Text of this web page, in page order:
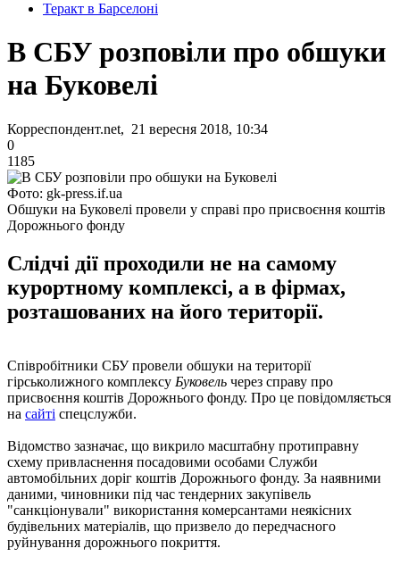
Теракт в Барселоні
В СБУ розповіли про обшуки
на Буковелі
Корреспондент.net, 21 вересня 2018, 10:34
0
1185
Фото: gk-press.if.ua
Обшуки на Буковелі провели у справі про присвоєння коштів
Дорожнього фонду
Слідчі дії проходили не на самому
курортному комплексі, а в фірмах,
розташованих на його території.
Співробітники СБУ провели обшуки на території
гірськолижного комплексу Буковель через справу про
присвоєння коштів Дорожнього фонду. Про це повідомляється
на сайті спецслужби.
Відомство зазначає, що викрило масштабну протиправну
схему привласнення посадовими особами Служби
автомобільних доріг коштів Дорожнього фонду. За наявними
даними, чиновники під час тендерних закупівель
"санкціонували" використання комерсантами неякісних
будівельних матеріалів, що призвело до передчасного
руйнування дорожнього покриття.